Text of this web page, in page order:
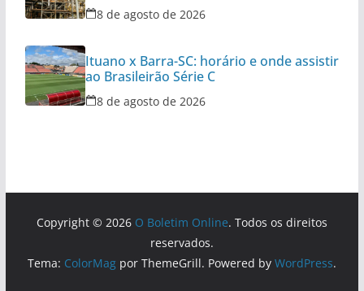
8 de agosto de 2026
Ituano x Barra-SC: horário e onde assistir
ao Brasileirão Série C
8 de agosto de 2026
Copyright © 2026 O Boletim Online. Todos os direitos
reservados.
Tema: ColorMagpor ThemeGrill. Powered by WordPress.